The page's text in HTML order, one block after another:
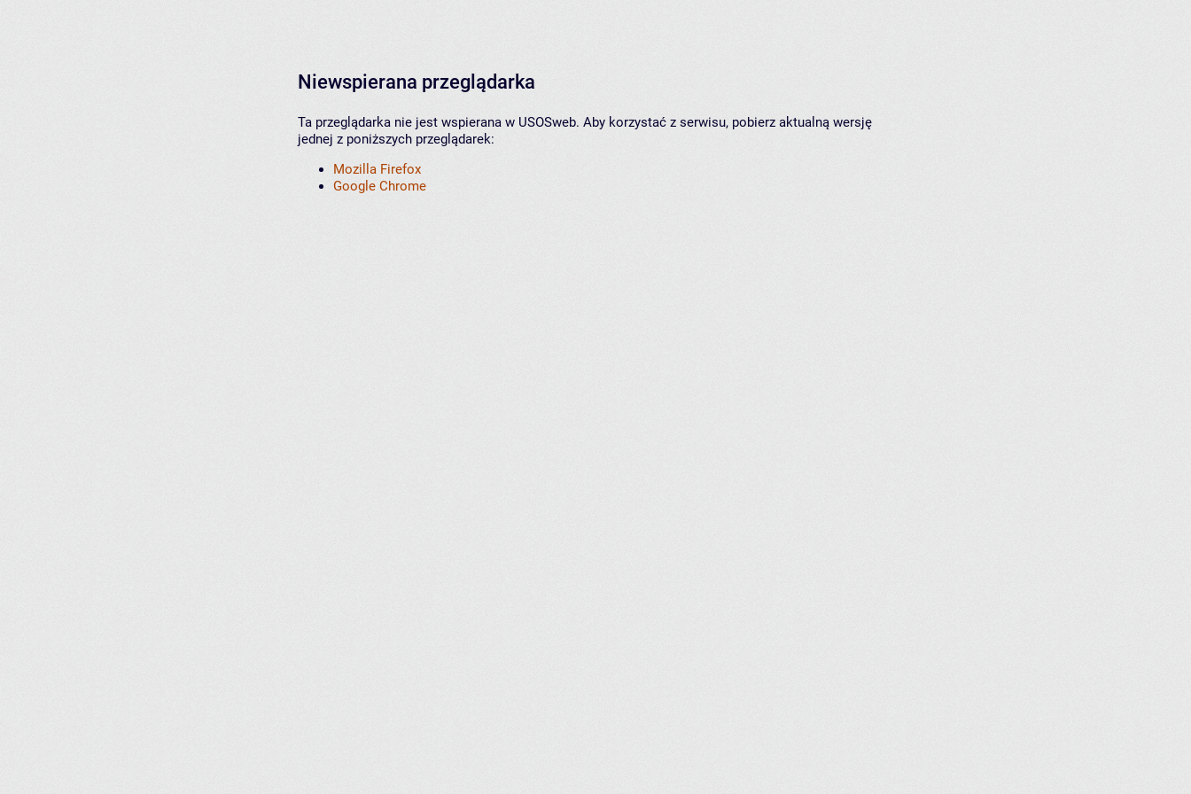
Niewspierana przeglądarka
Ta przeglądarka nie jest wspierana w USOSweb. Aby korzystać z serwisu, pobierz aktualną wersję
jednej z poniższych przeglądarek:
Mozilla Firefox
Google Chrome